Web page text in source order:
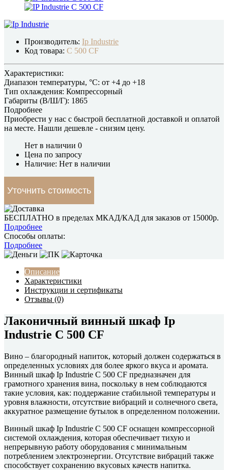
Производитель: Ip Industrie
Код товара: C 500 CF
Характеристики:
Диапазон температуры, °C: от +4 до +18
Тип охлаждения: Компрессорный
Габариты (В/Ш/Г): 1865
Подробнее
Приобрести у нас с быстрой бесплатной доставкой и оплатой
на месте. Нашли дешевле - снизим цену.
Нет в наличии 0
Цена по запросу
Наличие: Нет в наличии
Уточнить стоимость
БЕСПЛАТНО в пределах МКАД/КАД для заказов от 15000р.
Подробнее
Способы оплаты:
Подробнее
Описание
Характеристики
Инструкции и сертификаты
Отзывы (0)
Лаконичный винный шкаф Ip
Industrie C 500 CF
Вино – благородный напиток, который должен содержаться в
определенных условиях для более яркого вкуса и аромата.
Винный шкаф Ip Industrie C 500 CF предназначен для
грамотного хранения вина, поскольку в нем соблюдаются
такие условия, как: поддержание стабильной температуры и
уровня влажности, отсутствие вибраций и солнечного света,
аккуратное размещение бутылок в определенном положении.
Винный шкаф Ip Industrie C 500 CF оснащен компрессорной
системой охлаждения, которая обеспечивает тихую и
непрерывную работу оборудования с минимальным
потреблением электроэнергии. Отсутствие вибраций также
способствует сохранению вкусовых качеств напитка.